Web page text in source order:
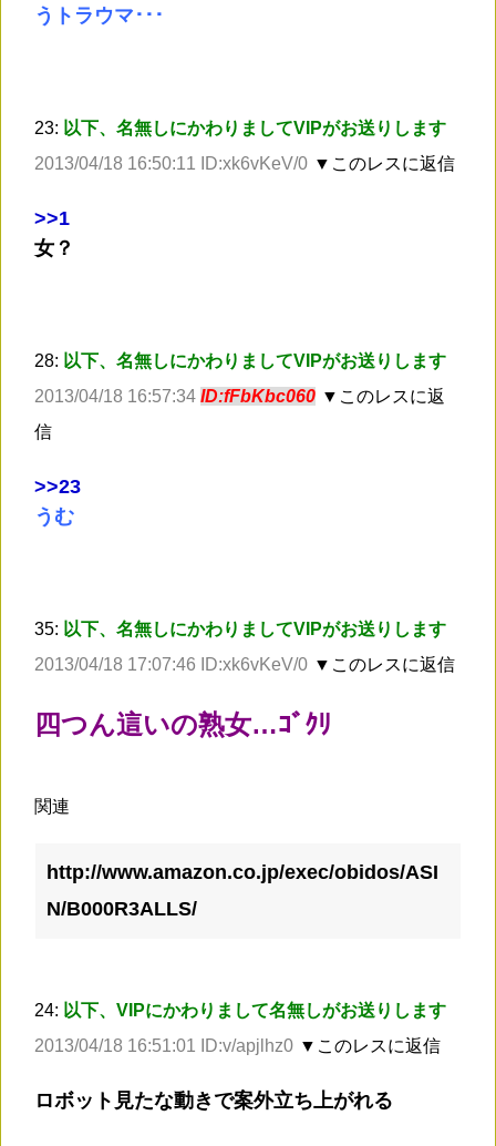
うトラウマ･･･
23: 以下、名無しにかわりましてVIPがお送りします
2013/04/18 16:50:11 ID:xk6vKeV/0 ▼このレスに返信
>>1
女？
28: 以下、名無しにかわりましてVIPがお送りします
2013/04/18 16:57:34 ID:fFbKbc060 ▼このレスに返
信
>>23
うむ
35: 以下、名無しにかわりましてVIPがお送りします
2013/04/18 17:07:46 ID:xk6vKeV/0 ▼このレスに返信
四つん這いの熟女…ｺﾞｸﾘ
関連
http://www.amazon.co.jp/exec/obidos/ASI
N/B000R3ALLS/
24: 以下、VIPにかわりまして名無しがお送りします
2013/04/18 16:51:01 ID:v/apjlhz0 ▼このレスに返信
ロボット見たな動きで案外立ち上がれる